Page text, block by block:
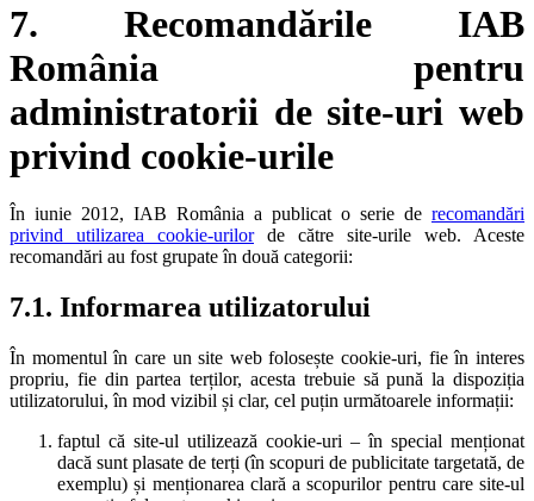
7. Recomandările IAB
România pentru
administratorii de site-uri web
privind cookie-urile
În iunie 2012, IAB România a publicat o serie de recomandări
privind utilizarea cookie-urilorde către site-urile web. Aceste
recomandări au fost grupate în două categorii:
7.1. Informarea utilizatorului
În momentul în care un site web folosește cookie-uri, fie în interes
propriu, fie din partea terților, acesta trebuie să pună la dispoziția
utilizatorului, în mod vizibil și clar, cel puțin următoarele informații:
faptul că site-ul utilizează cookie-uri – în special menționat
dacă sunt plasate de terți (în scopuri de publicitate targetată, de
exemplu) și menționarea clară a scopurilor pentru care site-ul